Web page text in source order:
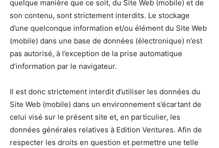
quelque manière que ce soit, du Site Web (mobile) et de
son contenu, sont strictement interdits. Le stockage
d’une quelconque information et/ou élément du Site Web
(mobile) dans une base de données (électronique) n’est
pas autorisé, à l’exception de la prise automatique
d’information par le navigateur.
Il est donc strictement interdit d’utiliser les données du
Site Web (mobile) dans un environnement s’écartant de
celui visé sur le présent site et, en particulier, les
données générales relatives à Edition Ventures. Afin de
respecter les droits en question et permettre une telle